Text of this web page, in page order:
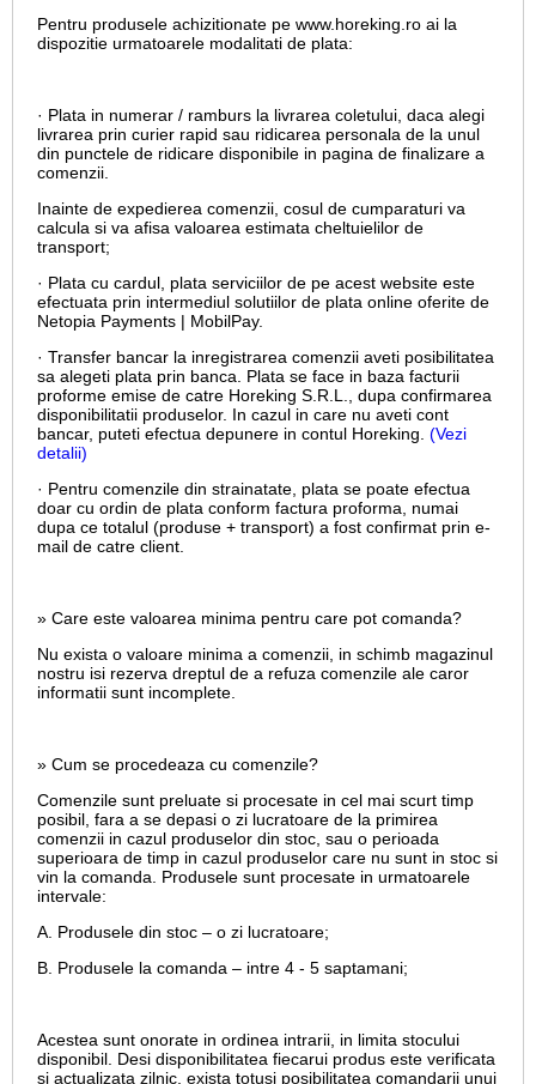
Pentru produsele achizitionate pe www.horeking.ro ai la
dispozitie urmatoarele modalitati de plata:
· Plata in numerar / ramburs la livrarea coletului, daca alegi
livrarea prin curier rapid sau ridicarea personala de la unul
din punctele de ridicare disponibile in pagina de finalizare a
comenzii.
Inainte de expedierea comenzii, cosul de cumparaturi va
calcula si va afisa valoarea estimata cheltuielilor de
transport;
· Plata cu cardul, plata serviciilor de pe acest website este
efectuata prin intermediul solutiilor de plata online oferite de
Netopia Payments | MobilPay.
· Transfer bancar la inregistrarea comenzii aveti posibilitatea
sa alegeti plata prin banca. Plata se face in baza facturii
proforme emise de catre Horeking S.R.L., dupa confirmarea
disponibilitatii produselor. In cazul in care nu aveti cont
bancar, puteti efectua depunere in contul Horeking. (Vezi
detalii)
· Pentru comenzile din strainatate, plata se poate efectua
doar cu ordin de plata conform factura proforma, numai
dupa ce totalul (produse + transport) a fost confirmat prin e-
mail de catre client.
» Care este valoarea minima pentru care pot comanda?
Nu exista o valoare minima a comenzii, in schimb magazinul
nostru isi rezerva dreptul de a refuza comenzile ale caror
informatii sunt incomplete.
» Cum se procedeaza cu comenzile?
Comenzile sunt preluate si procesate in cel mai scurt timp
posibil, fara a se depasi o zi lucratoare de la primirea
comenzii in cazul produselor din stoc, sau o perioada
superioara de timp in cazul produselor care nu sunt in stoc si
vin la comanda. Produsele sunt procesate in urmatoarele
intervale:
A. Produsele din stoc – o zi lucratoare;
B. Produsele la comanda – intre 4 - 5 saptamani;
Acestea sunt onorate in ordinea intrarii, in limita stocului
disponibil. Desi disponibilitatea fiecarui produs este verificata
si actualizata zilnic, exista totusi posibilitatea comandarii unui